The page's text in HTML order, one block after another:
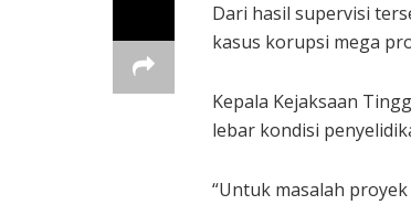
Dari hasil supervisi
kasus korupsi mega
Kepala Kejaksaan
lebar kondisi
“Untuk masalah